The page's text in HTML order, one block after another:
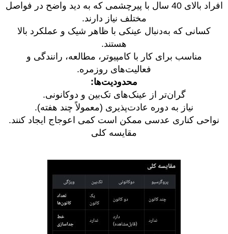
افراد بالای 40 سال با پیرچشمی که به دید واضح در فواصل
مختلف نیاز دارند.
کسانی که به‌دنبال عینکی با ظاهر شیک و عملکرد بالا
هستند.
مناسب برای کار با کامپیوتر، مطالعه، رانندگی و
فعالیت‌های روزمره.
محدودیت‌ها:
گران‌تر از عینک‌های تک‌بین و دوکانونی.
نیاز به دوره عادت‌پذیری (معمولاً چند هفته).
نواحی کناری عدسی ممکن است کمی اعوجاج ایجاد کنند.
مقایسه کلی